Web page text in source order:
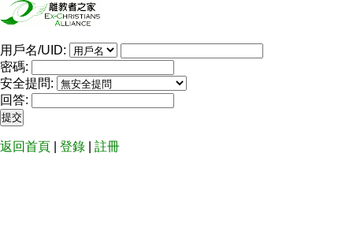
用戶名/UID:
密碼:
安全提問:
回答:
返回首頁 登錄 註冊